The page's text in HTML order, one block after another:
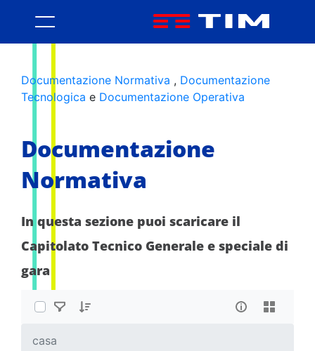
Area Informativa - Accordo
Documentazione Normativa , Documentazione
Tecnologica e Documentazione Operativa
Documentazione
Normativa
In questa sezione puoi scaricare il
Capitolato Tecnico Generale e speciale di
gara
casa